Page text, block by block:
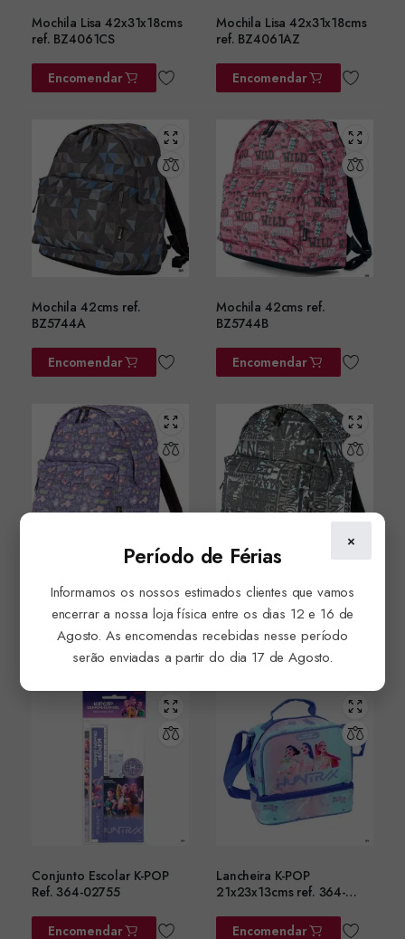
Mochila Lisa 42x31x18cms
ref. BZ4061CS
Encomendar
Mochila Lisa 42x31x18cms
ref. BZ4061AZ
Encomendar
Mochila 42cms ref.
BZ5744A
Encomendar
Mochila 42cms ref.
BZ5744B
Encomendar
Mochila 42cms ref.
BZ5744C
Encomendar
Mochila 42cms ref.
BZ5744D
Encomendar
Conjunto Escolar K-POP
Ref. 364-02755
Encomendar
Lancheira K-POP
21x23x13cms ref. 364-
Encomendar
×
Período de Férias
Informamos os nossos estimados clientes que vamos
encerrar a nossa loja física entre os dias 12 e 16 de
Agosto. As encomendas recebidas nesse período
serão enviadas a partir do dia 17 de Agosto.